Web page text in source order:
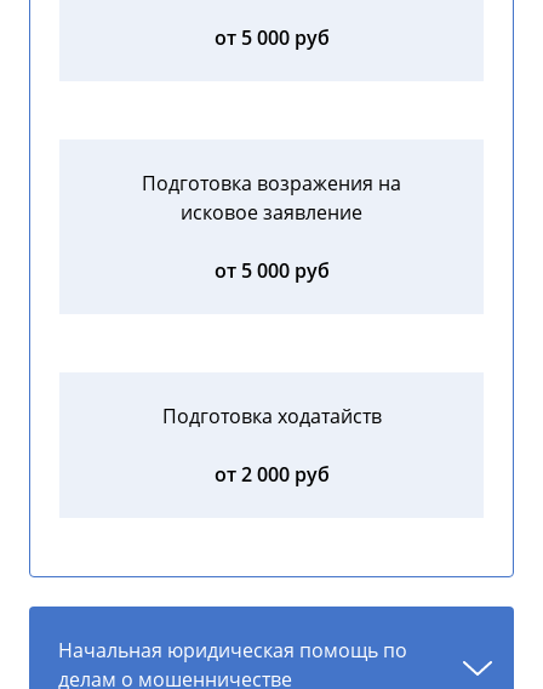
от 5 000 руб
Подготовка возражения на
исковое заявление
от 5 000 руб
Подготовка ходатайств
от 2 000 руб
Начальная юридическая помощь по
делам о мошенничестве